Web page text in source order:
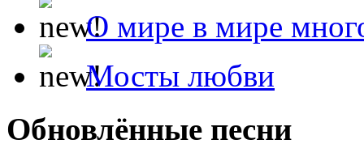
О мире в мире
Мосты любви
Обновлённые песни